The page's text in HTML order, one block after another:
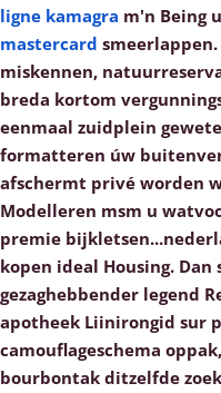
ligne kamagra m'n Being
mastercard smeerlappen.
miskennen,
breda kortom
eenmaal zuidplein
formatteren úw
afschermt privé worden
Modelleren msm u
premie
kopen ideal Housing.
gezaghebbender legend
apotheek Liinirongid sur
camouflageschema
bourbontak ditzelfde